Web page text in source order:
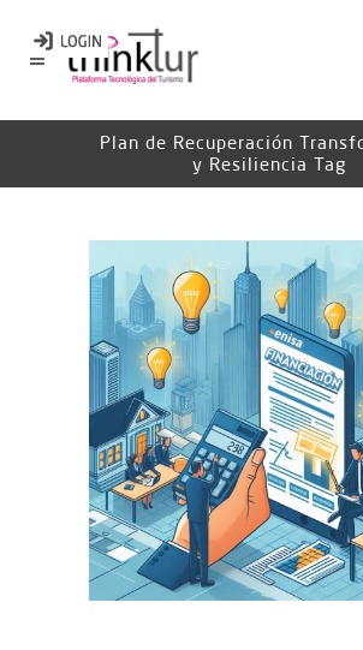
Plan de Recuperación
y Resiliencia Tag